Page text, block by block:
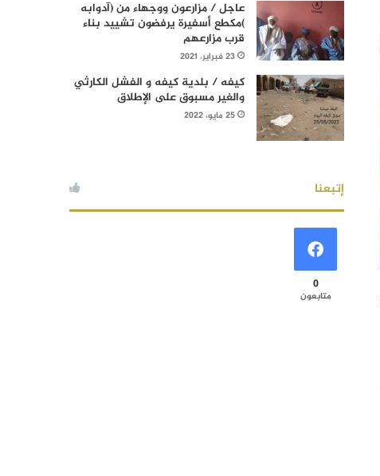
عاجل / مزارعون ووجهاء من (آدوابه
)مكطع أسفيرة يرفضون تشييد بناء
قرب مزارعهم
23 فبراير، 2021
كيفه / بلدية كيفه و الفشل الكارثي
والغير مسبوق على الإطلاق
25 مايو، 2022
إتبعنا
0
متابعون